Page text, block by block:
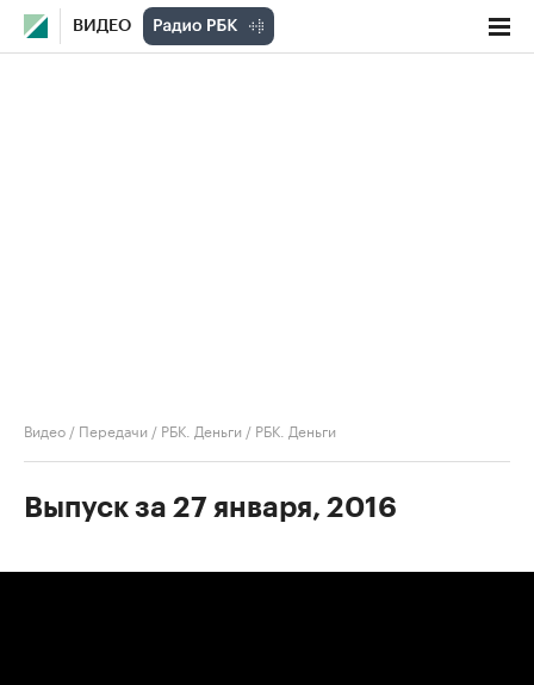
ВИДЕО
Видео / Передачи / РБК. Деньги / РБК. Деньги
Выпуск за 27 января, 2016